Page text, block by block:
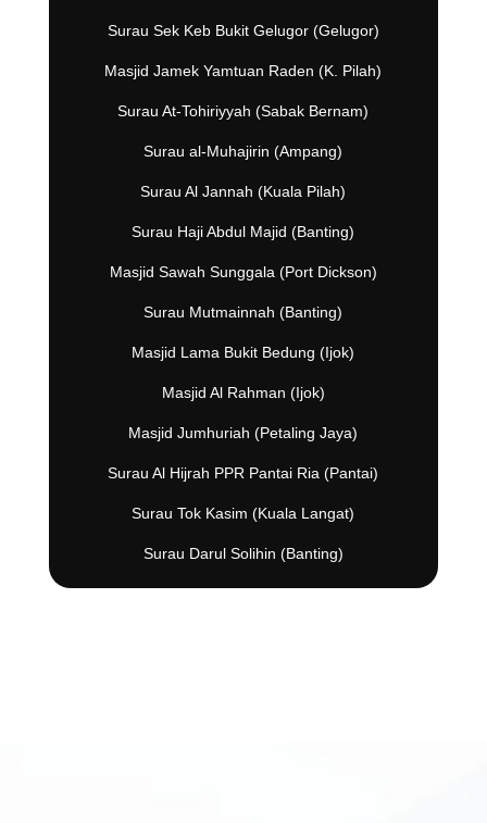
Surau Sek Keb Bukit Gelugor (Gelugor)
Masjid Jamek Yamtuan Raden (K. Pilah)
Surau At-Tohiriyyah (Sabak Bernam)
Surau al-Muhajirin (Ampang)
Surau Al Jannah (Kuala Pilah)
Surau Haji Abdul Majid (Banting)
Masjid Sawah Sunggala (Port Dickson)
Surau Mutmainnah (Banting)
Masjid Lama Bukit Bedung (Ijok)
Masjid Al Rahman (Ijok)
Masjid Jumhuriah (Petaling Jaya)
Surau Al Hijrah PPR Pantai Ria (Pantai)
Surau Tok Kasim (Kuala Langat)
Surau Darul Solihin (Banting)